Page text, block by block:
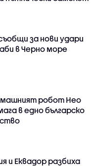
за нови удари
в Черно море
робот Нео
в едно българско
и Еквадор разбиха